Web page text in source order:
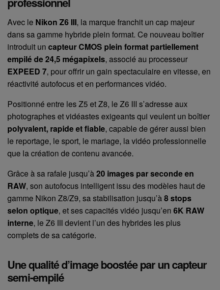
Avec le Nikon Z6 III, la marque franchit un cap majeur
dans sa gamme hybride plein format. Ce nouveau boîtier
introduit un capteur CMOS plein format partiellement
empilé de 24,5 mégapixels, associé au processeur
EXPEED 7, pour offrir un gain spectaculaire en vitesse, en
réactivité autofocus et en performances vidéo.
Positionné entre les Z5 et Z8, le Z6 III s’adresse aux
photographes et vidéastes exigeants qui veulent un boîtier
polyvalent, rapide et fiable, capable de gérer aussi bien
le reportage, le sport, le mariage, la vidéo professionnelle
que la création de contenu avancée.
Grâce à sa rafale jusqu’à20 images par seconde en
RAW, son autofocus intelligent issu des modèles haut de
gamme Nikon Z8/Z9, sa stabilisation jusqu’à8 stops
selon optique, et ses capacités vidéo jusqu’en 6K RAW
interne, le Z6 III devient l’un des hybrides les plus
complets de sa catégorie.
Une qualité d’image boostée par un capteur
semi-empilé